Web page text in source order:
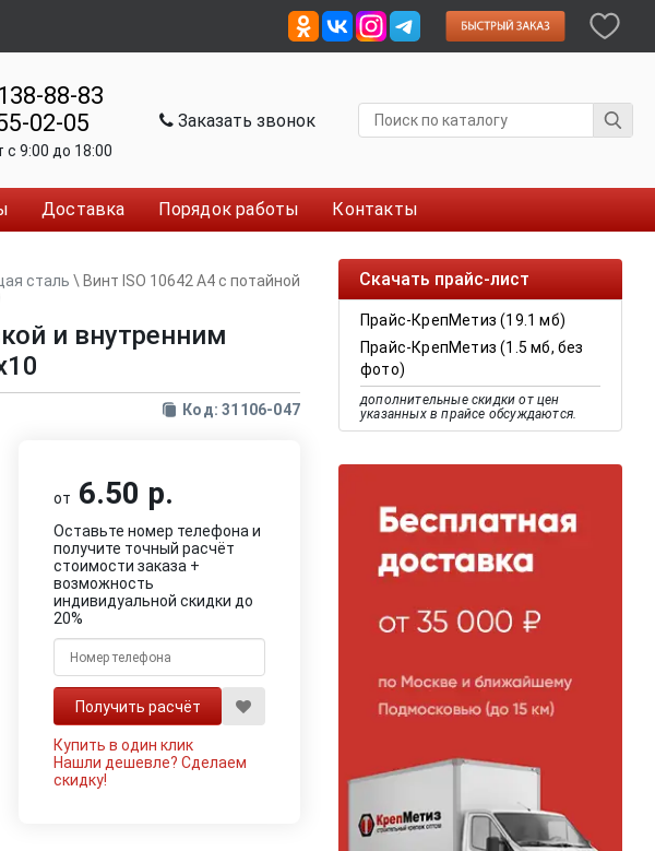
88-83
02-05
c 9:00 до 18:00
Заказать звонок
Доставка Порядок работы Контакты
Скачать прайс-лист
Прайс-КрепМетиз (19.1 мб)
Прайс-КрепМетиз (1.5 мб, без
фото)
дополнительные скидки от цен
указанных в прайсе обсуждаются.
сталь \ Винт ISO 10642 A4 с потайной
и внутренним
Код: 31106-047
от 6.50 р.
Оставьте номер телефона и
получите точный расчёт
стоимости заказа +
возможность
индивидуальной скидки до
20%
Купить в один клик
Нашли дешевле?Сделаем
скидку!